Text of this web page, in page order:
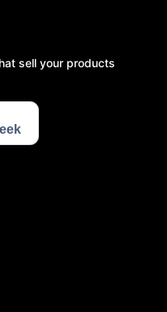
sell your products